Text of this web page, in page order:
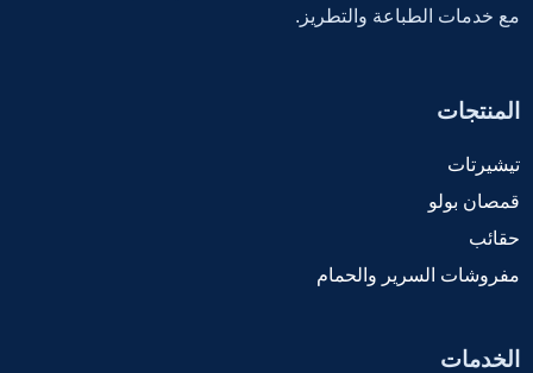
مع خدمات الطباعة والتطريز.
المنتجات
تيشيرتات
قمصان بولو
حقائب
مفروشات السرير والحمام
الخدمات